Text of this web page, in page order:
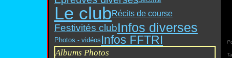
Le clubRécits de course
Festivités clubInfos diverses
Photos - vidéos Infos FFTRI
Albums Photos